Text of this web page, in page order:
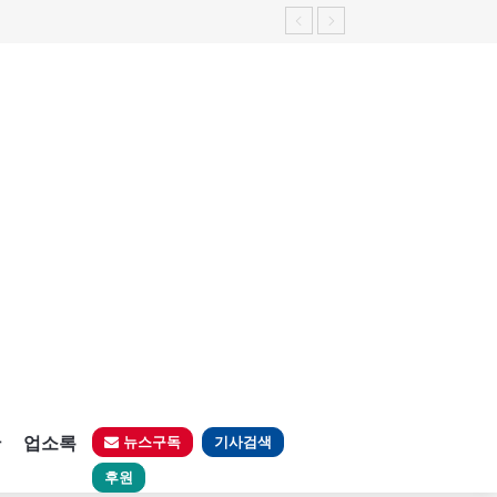
업소록 뉴스구독 기사검색
후원